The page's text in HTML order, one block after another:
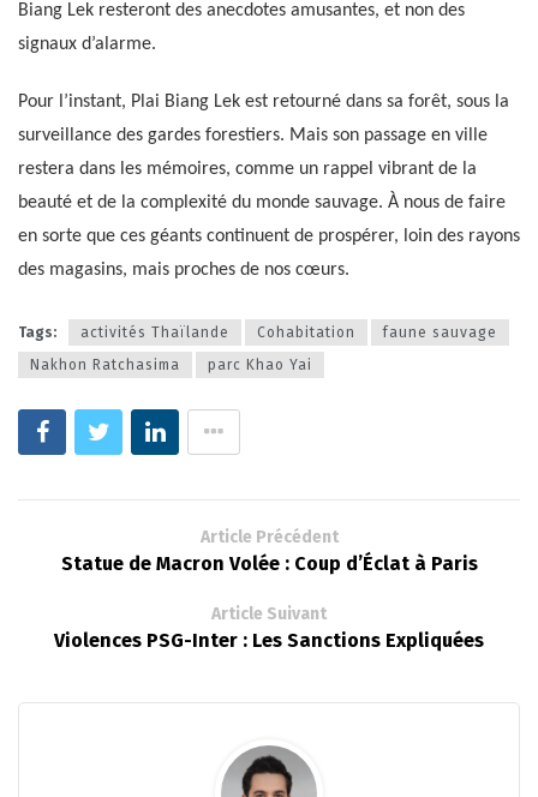
Biang Lek resteront des anecdotes amusantes, et non des
signaux d’alarme.
Pour l’instant, Plai Biang Lek est retourné dans sa forêt, sous la
surveillance des gardes forestiers. Mais son passage en ville
restera dans les mémoires, comme un rappel vibrant de la
beauté et de la complexité du monde sauvage. À nous de faire
en sorte que ces géants continuent de prospérer, loin des rayons
des magasins, mais proches de nos cœurs.
Tags: activités Thaïlande Cohabitation
faune sauvage
Nakhon Ratchasima
parc Khao Yai
Article Précédent
Statue de Macron Volée : Coup d’Éclat à Paris
Article Suivant
Violences PSG-Inter : Les Sanctions Expliquées